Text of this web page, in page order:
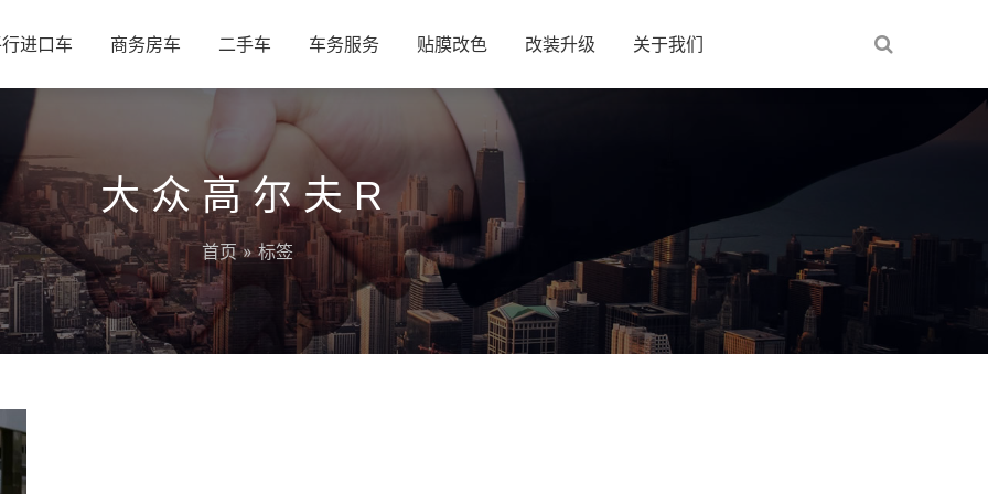
进口车 商务房车 二手车 车务服务 贴膜改色 改装升级 关于我们
大众高尔夫R
首页 » 标签